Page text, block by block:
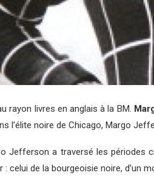
rayon livres en anglais à la BM.
l’élite noire de Chicago, Margo
Jefferson a traversé les périodes
: celui de la bourgeoisie noire,